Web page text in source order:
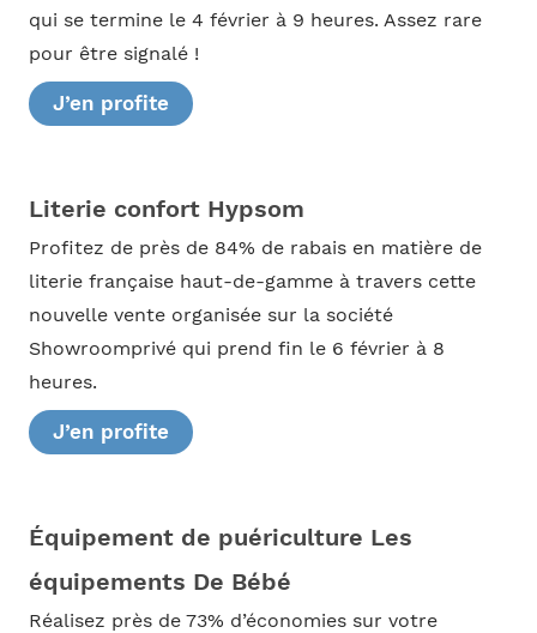
qui se termine le 4 février à 9 heures. Assez rare
pour être signalé !
J’en profite
Literie confort Hypsom
Profitez de près de 84% de rabais en matière de
literie française haut-de-gamme à travers cette
nouvelle vente organisée sur la société
Showroomprivé qui prend fin le 6 février à 8
heures.
J’en profite
Équipement de puériculture Les
équipements De Bébé
Réalisez près de 73% d’économies sur votre